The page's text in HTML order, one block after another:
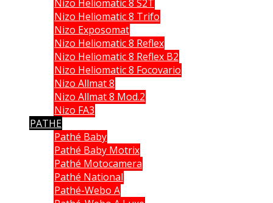
Nizo Heliomatic 8 S2T
Nizo Heliomatic 8 Trifo
Nizo Exposomat
Nizo Heliomatic 8 Reflex
Nizo Heliomatic 8 Reflex B2
Nizo Heliomatic 8 Focovario
Nizo Allmat 8
Nizo Allmat 8 Mod.2
Nizo FA3
PATHE
Pathé Baby
Pathé Baby Motrix
Pathé Motocamera
Pathé National
Pathé-Webo A